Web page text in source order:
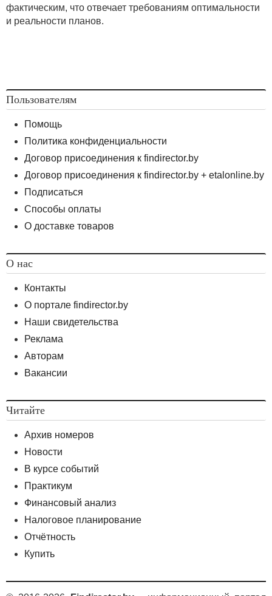
фактическим, что отвечает требованиям оптимальности
и реальности планов.
Пользователям
Помощь
Политика конфиденциальности
Договор присоединения к findirector.by
Договор присоединения к findirector.by + etalonline.by
Подписаться
Способы оплаты
О доставке товаров
О нас
Контакты
О портале findirector.by
Наши свидетельства
Реклама
Авторам
Вакансии
Читайте
Архив номеров
Новости
В курсе событий
Практикум
Финансовый анализ
Налоговое планирование
Отчётность
Купить